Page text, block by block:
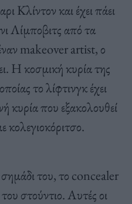
Κλίντον και έχει πάει
Λίμποβιτς από τα
makeover artist, ο
Η κοσμική κυρία της
το λίφτινγκ έχει
κυρία που εξακολουθεί
κολεγιοκόριτσο.
του, το concealer
στούντιο. Αυτές οι